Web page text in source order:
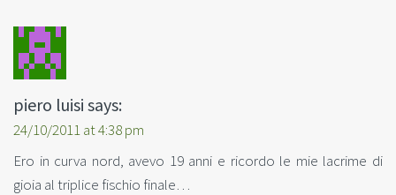
piero luisi says:
24/10/2011 at 4:38 pm
Ero in curva nord, avevo 19 anni e ricordo le mie lacrime di
gioia al triplice fischio finale…